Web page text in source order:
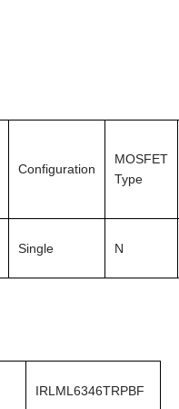
Configuration
MOSFET
Type
Single N
IRLML6346TRPBF